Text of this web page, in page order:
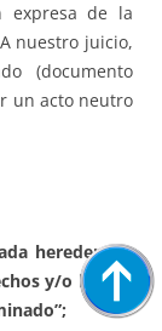
expresa de la
nuestro juicio,
(documento
un acto neutro
heredero y,
y/o bienes